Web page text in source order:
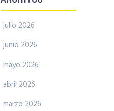
julio 2026
junio 2026
mayo 2026
abril 2026
marzo 2026